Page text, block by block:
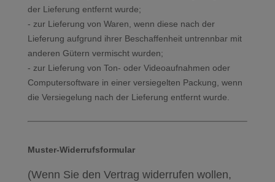
der Lieferung entfernt wurde;
- zur Lieferung von Waren, wenn diese nach der
Lieferung aufgrund ihrer Beschaffenheit untrennbar mit
anderen Gütern vermischt wurden;
- zur Lieferung von Ton- oder Videoaufnahmen oder
Computersoftware in einer versiegelten Packung, wenn
die Versiegelung nach der Lieferung entfernt wurde.
Muster-Widerrufsformular
(Wenn Sie den Vertrag widerrufen wollen,